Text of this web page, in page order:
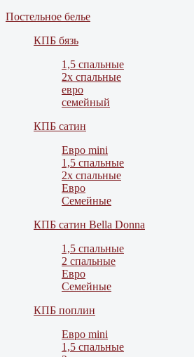
Постельное белье
КПБ бязь
1,5 спальные
2х спальные
евро
семейный
КПБ сатин
Евро mini
1,5 спальные
2х спальные
Евро
Семейные
КПБ сатин Bella Donna
1,5 спальные
2 спальные
Евро
Семейные
КПБ поплин
Евро mini
1,5 спальные